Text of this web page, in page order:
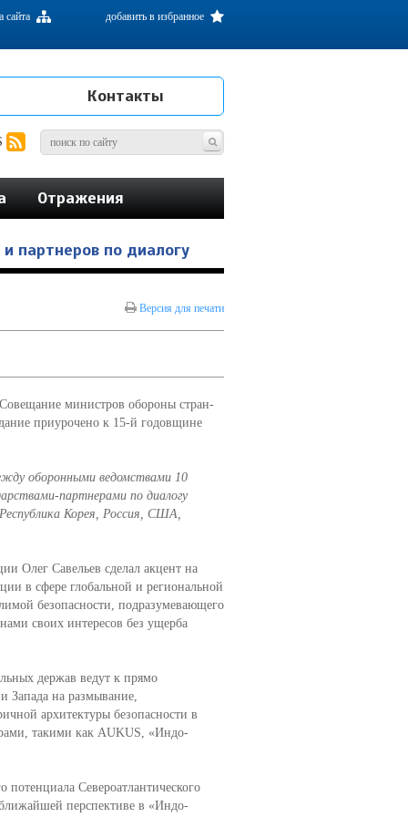
добавить в избранное
сайта
Контакты
Отражения
партнеров по диалогу
Версия для печати
министров обороны стран-
приурочено к 15-й годовщине
оборонными ведомствами 10
партнерами по диалогу
Корея, Россия, США,
Олег Савельев сделал акцент на
в сфере глобальной и региональной
безопасности, подразумевающего
своих интересов без ущерба
держав ведут к прямо
Запада на размывание,
архитектуры безопасности в
такими как AUKUS, «Индо-
Североатлантического
перспективе в «Индо-